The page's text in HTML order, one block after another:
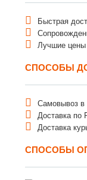
Быстрая
Лучшие цены
СПОСОБЫ
Самовывоз в
Доставка по
Доставка
СПОСОБЫ